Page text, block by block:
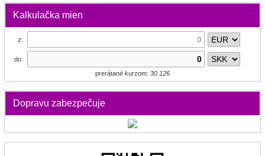
Kalkulačka mien
z:
do:
prerátané kurzom: 30.126
Dopravu zabezpečuje